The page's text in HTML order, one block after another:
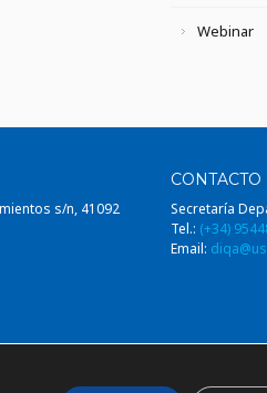
Webinar
s/n, 41092
CONTACTO
Secretaría
Tel.: (+34)
Email: